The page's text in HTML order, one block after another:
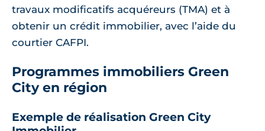
travaux modificatifs acquéreurs (TMA) et à
obtenir un crédit immobilier, avec l’aide du
courtier CAFPI.
Programmes immobiliers Green
City en région
Exemple de réalisation Green City